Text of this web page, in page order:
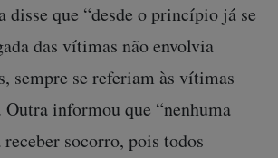
disse que “desde o princípio já se
das vítimas não envolvia
sempre se referiam às vítimas
Outra informou que “nenhuma
socorro, pois todos